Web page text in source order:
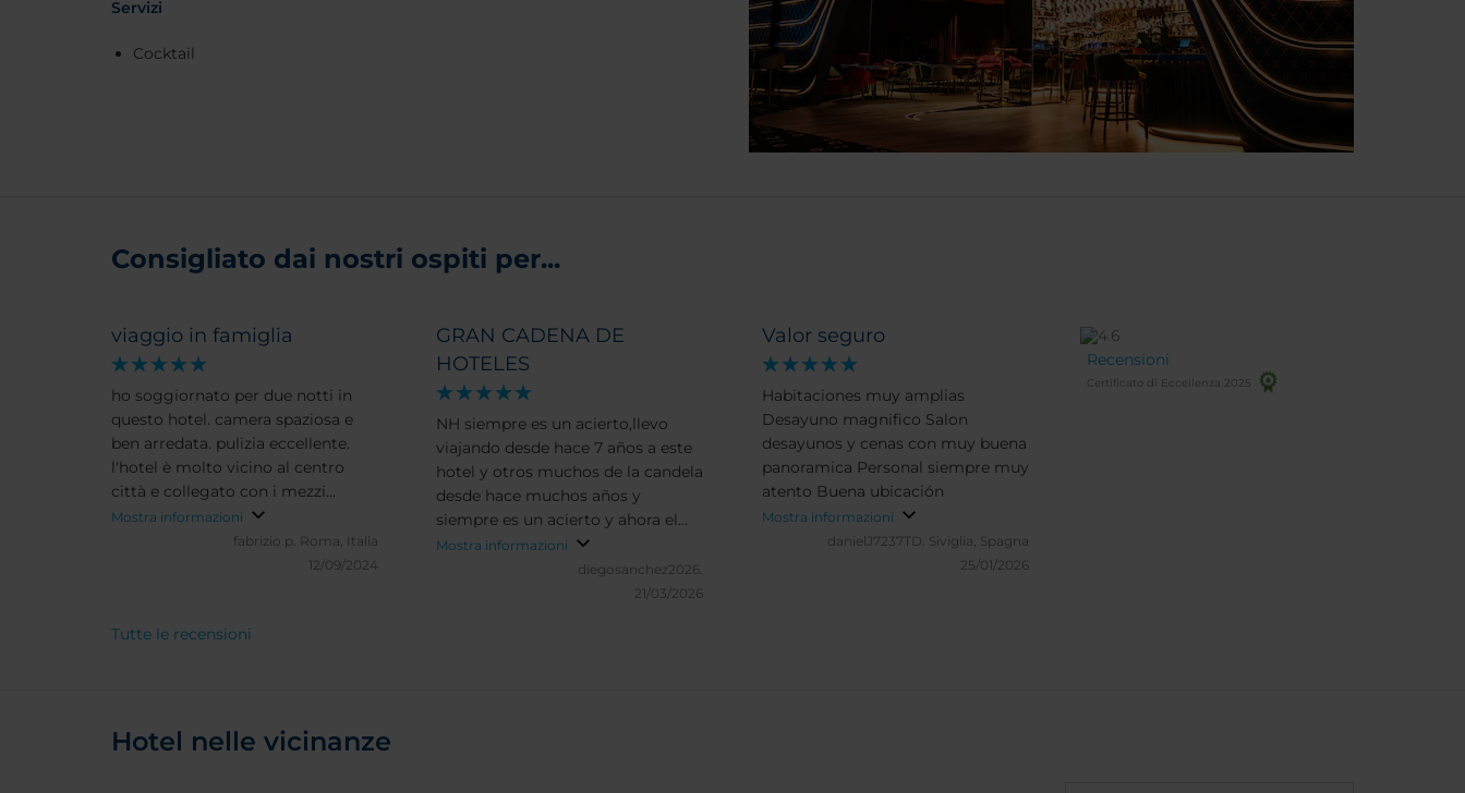
Servizi
Cocktail
Consigliato dai nostri ospiti per...
viaggio in famiglia
ho soggiornato per due notti in
questo hotel. camera spaziosa e
ben arredata. pulizia eccellente.
l'hotel è molto vicino al centro
città e collegato con i mezzi
pubblici. personale veramente
cordiale e gentile. dovrò tornare a
breve a Badajoz e sceglierò di
Mostra informazioni
fabrizio p.
Roma, Italia
12/09/2024
GRAN CADENA DE
HOTELES
NH siempre es un acierto,llevo
viajando desde hace 7 años a este
hotel y otros muchos de la candela
desde hace muchos años y
siempre es un acierto y ahora el
NH Badajoz renovándose será
Mostra informazioni
diegosanchez2026.
21/03/2026
Valor seguro
Habitaciones muy amplias
Desayuno magnifico Salon
desayunos y cenas con muy buena
panoramica Personal siempre muy
atento Buena ubicación
Mostra informazioni
danielJ7237TD. Siviglia, Spagna
25/01/2026
Recensioni
Certificato di Eccellenza 2025
Tutte le recensioni
Hotel nelle vicinanze